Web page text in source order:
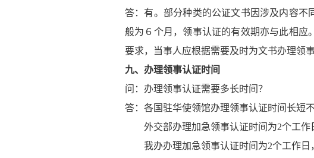
答：有。部分种类的公证文书因涉及内容
般为６个月，领事认证的有效期亦与此相
要求，当事人应根据需要及时为文书办理领
九、办理领事认证时间
问：办理领事认证需要多长时间？
答：各国驻华使领馆办理领事认证时间长短
外交部办理加急领事认证时间为2个工作
我办办理加急领事认证时间为2个工作日